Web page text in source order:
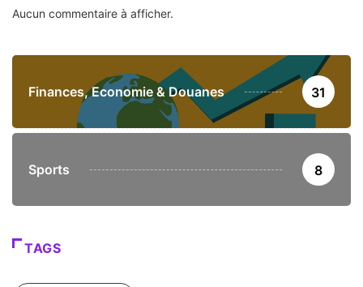
Aucun commentaire à afficher.
Finances, Economie & Douanes 31
Sports 8
TAGS